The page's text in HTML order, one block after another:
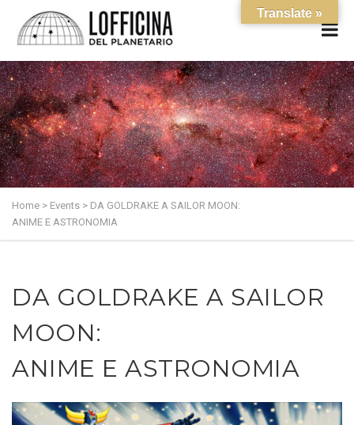
Home > Events > DA GOLDRAKE A SAILOR MOON:
ANIME E ASTRONOMIA
DA GOLDRAKE A SAILOR
MOON:
ANIME E ASTRONOMIA
Translate »